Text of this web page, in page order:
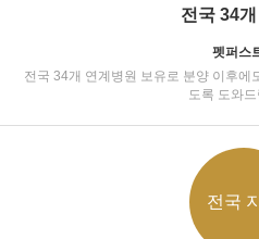
전국 34
펫퍼스
전국 34개 연계병원 보유로 분양 이후에
도록 도와드
전국